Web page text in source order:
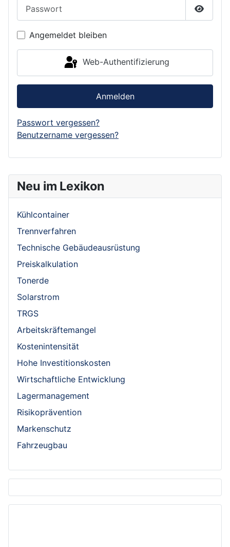
Neu im Lexikon
Kühlcontainer
Trennverfahren
Technische Gebäudeausrüstung
Preiskalkulation
Tonerde
Solarstrom
TRGS
Arbeitskräftemangel
Kostenintensität
Hohe Investitionskosten
Wirtschaftliche Entwicklung
Lagermanagement
Risikoprävention
Markenschutz
Fahrzeugbau
Angemeldet bleiben
Web-Authentifizierung
Anmelden
Passwort vergessen?
Benutzername vergessen?